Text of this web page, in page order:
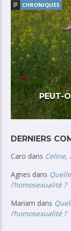
CHRONIQUES
PEUT-
DERNIERS
Caro dans Celine,
Agnes dans
l’homosexualité ?
Mariam dans
l’homosexualité ?